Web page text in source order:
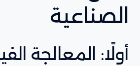
الصناعية
أولًا: المعالجة